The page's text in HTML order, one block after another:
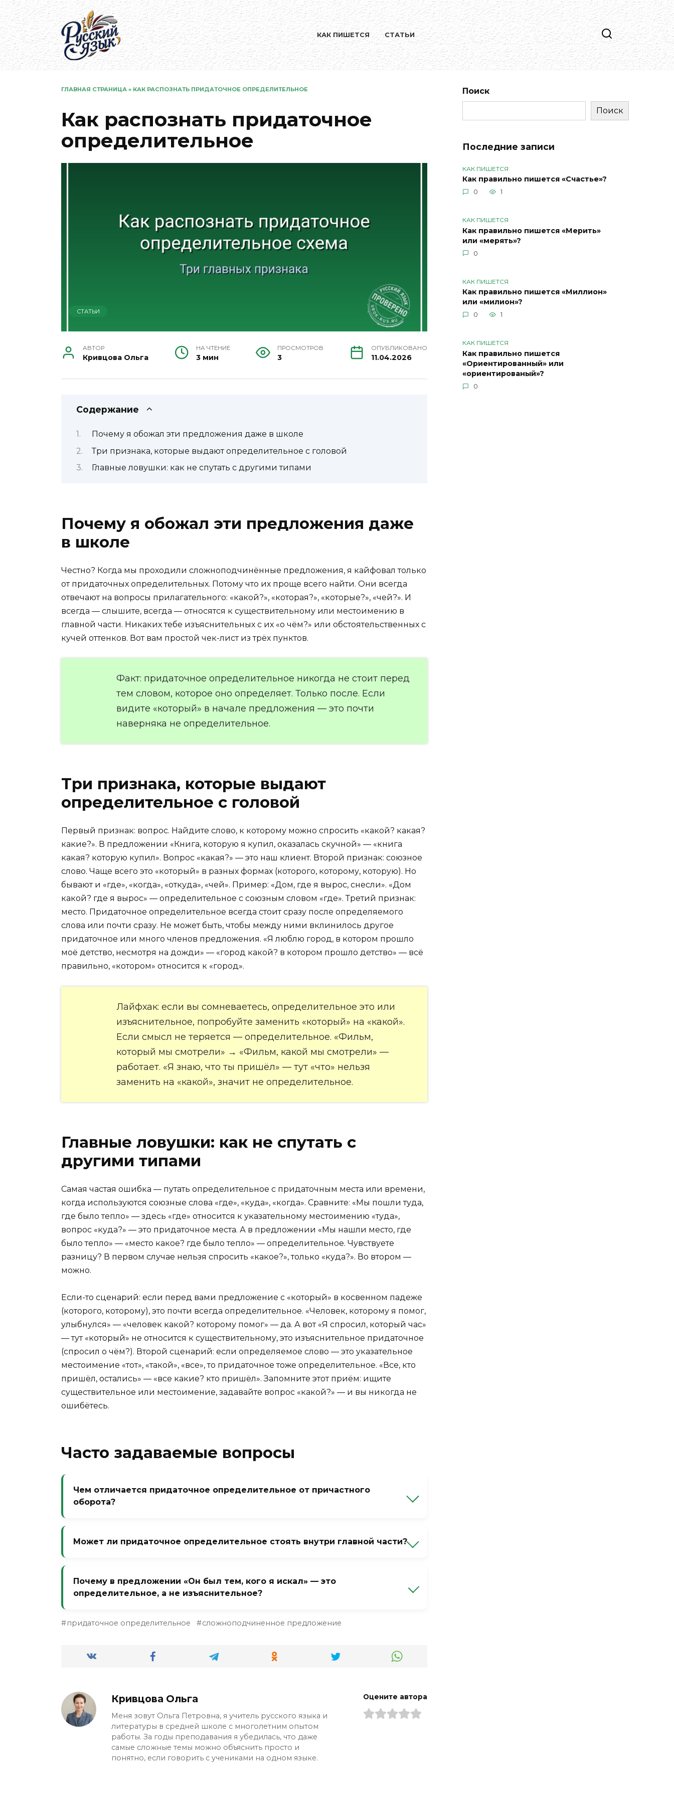
Перейти
к
содержанию
КАК ПИШЕТСЯ СТАТЬИ
ГЛАВНАЯ СТРАНИЦА » КАК РАСПОЗНАТЬ ПРИДАТОЧНОЕ ОПРЕДЕЛИТЕЛЬНОЕ
Как распознать придаточное
определительное
СТАТЬИ
АВТОР
Кривцова Ольга
НА ЧТЕНИЕ
3 мин
ПРОСМОТРОВ
3
ОПУБЛИКОВАНО
11.04.2026
Содержание
Почему я обожал эти предложения даже в школе
Три признака, которые выдают определительное с головой
Главные ловушки: как не спутать с другими типами
Почему я обожал эти предложения даже
в школе
Честно? Когда мы проходили сложноподчинённые предложения, я кайфовал только
от придаточных определительных. Потому что их проще всего найти. Они всегда
отвечают на вопросы прилагательного: «какой?», «которая?», «которые?», «чей?». И
всегда — слышите, всегда — относятся к существительному или местоимению в
главной части. Никаких тебе изъяснительных с их «о чём?» или обстоятельственных с
кучей оттенков. Вот вам простой чек-лист из трёх пунктов.
Факт: придаточное определительное никогда не стоит перед
тем словом, которое оно определяет. Только после. Если
видите «который» в начале предложения — это почти
наверняка не определительное.
Три признака, которые выдают
определительное с головой
Первый признак: вопрос. Найдите слово, к которому можно спросить «какой? какая?
какие?». В предложении «Книга, которую я купил, оказалась скучной» — «книга
какая? которую купил». Вопрос «какая?» — это наш клиент. Второй признак: союзное
слово. Чаще всего это «который» в разных формах (которого, которому, которую). Но
бывают и «где», «когда», «откуда», «чей». Пример: «Дом, где я вырос, снесли». «Дом
какой? где я вырос» — определительное с союзным словом «где». Третий признак:
место. Придаточное определительное всегда стоит сразу после определяемого
слова или почти сразу. Не может быть, чтобы между ними вклинилось другое
придаточное или много членов предложения. «Я люблю город, в котором прошло
моё детство, несмотря на дожди» — «город какой? в котором прошло детство» — всё
правильно, «котором» относится к «город».
Лайфхак: если вы сомневаетесь, определительное это или
изъяснительное, попробуйте заменить «который» на «какой».
Если смысл не теряется — определительное. «Фильм,
который мы смотрели» → «Фильм, какой мы смотрели» —
работает. «Я знаю, что ты пришёл» — тут «что» нельзя
заменить на «какой», значит не определительное.
Главные ловушки: как не спутать с
другими типами
Самая частая ошибка — путать определительное с придаточным места или времени,
когда используются союзные слова «где», «куда», «когда». Сравните: «Мы пошли туда,
где было тепло» — здесь «где» относится к указательному местоимению «туда»,
вопрос «куда?» — это придаточное места. А в предложении «Мы нашли место, где
было тепло» — «место какое? где было тепло» — определительное. Чувствуете
разницу? В первом случае нельзя спросить «какое?», только «куда?». Во втором —
можно.
Если-то сценарий: если перед вами предложение с «который» в косвенном падеже
(которого, которому), это почти всегда определительное. «Человек, которому я помог,
улыбнулся» — «человек какой? которому помог» — да. А вот «Я спросил, который час»
— тут «который» не относится к существительному, это изъяснительное придаточное
(спросил о чём?). Второй сценарий: если определяемое слово — это указательное
местоимение «тот», «такой», «все», то придаточное тоже определительное. «Все, кто
пришёл, остались» — «все какие? кто пришёл». Запомните этот приём: ищите
существительное или местоимение, задавайте вопрос «какой?» — и вы никогда не
ошибётесь.
Часто задаваемые вопросы
Чем отличается придаточное определительное от причастного
оборота?
которая лежит на столе». Но у причастного оборота нет союзного слова и
Может ли придаточное определительное стоять внутри главной части?
Почему в предложении «Он был тем, кого я искал» — это
определительное, а не изъяснительное?
Вопрос: «тем каким? кого искал». Можно заменить на «тем человеком, которого
придаточное определительное сложноподчиненное предложение
Кривцова Ольга
Меня зовут Ольга Петровна, я учитель русского языка и
литературы в средней школе с многолетним опытом
работы. За годы преподавания я убедилась, что даже
самые сложные темы можно объяснить просто и
понятно, если говорить с учениками на одном языке.
Оцените автора
Поиск
Поиск
Последние записи
КАК ПИШЕТСЯ
Как правильно пишется «Счастье»?
0 1
КАК ПИШЕТСЯ
Как правильно пишется «Мерить»
или «мерять»?
0
КАК ПИШЕТСЯ
Как правильно пишется «Миллион»
или «милион»?
0 1
КАК ПИШЕТСЯ
Как правильно пишется
«Ориентированный» или
«ориентированый»?
0